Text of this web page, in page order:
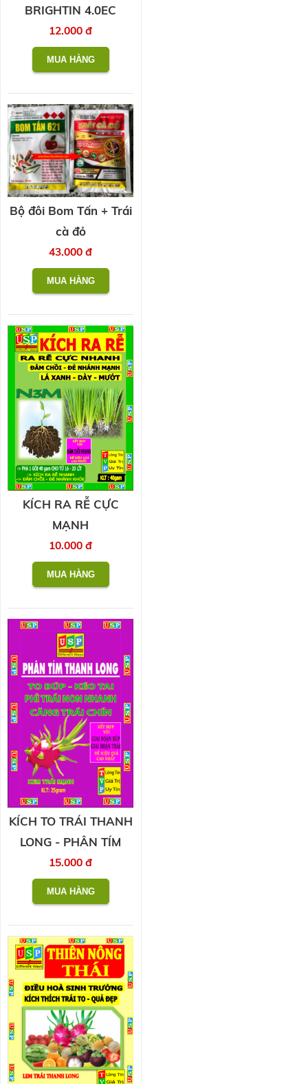
BRIGHTIN 4.0EC
12.000 đ
Bộ đôi Bom Tấn + Trái
cà đỏ
43.000 đ
KÍCH RA RỄ CỰC
MẠNH
10.000 đ
KÍCH TO TRÁI THANH
LONG - PHÂN TÍM
15.000 đ